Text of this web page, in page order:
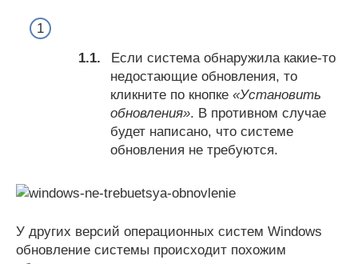
Если система обнаружила какие-то
недостающие обновления, то
кликните по кнопке «Установить
обновления». В противном случае
будет написано, что системе
обновления не требуются.
У других версий операционных систем Windows
обновление системы происходит похожим